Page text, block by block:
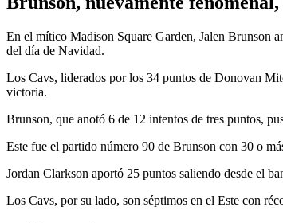
En el mítico Madison Square Garden, Jalen Brunson
del día de Navidad.
Los Cavs, liderados por los 34 puntos de Donovan
victoria.
Brunson, que anotó 6 de 12 intentos de tres puntos,
Este fue el partido número 90 de Brunson con 30 o
Jordan Clarkson aportó 25 puntos saliendo desde el
Los Cavs, por su lado, son séptimos en el Este con